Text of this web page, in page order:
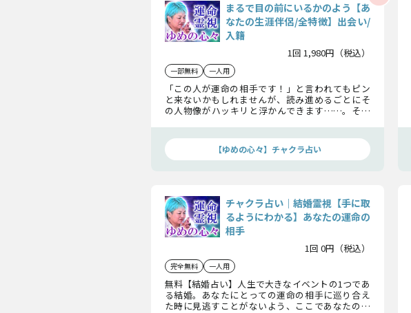
まるで目の前にいるかのよう【あ
なたの生涯伴侶/全特徴】出会い/
入籍
1回 1,980円（税込）
一部無料 一人用
「この人が運命の相手です！」と言われてもピン
と来ないかもしれませんが、読み進めるごとにそ
の人物像がハッキリと浮かんできます……。その
でいられるように、結婚後の2人までをも具体的に
お教えしましょう。【ゆめの心々】チャクラ占い
チャクラ占い｜結婚霊視【手に取
るようにわかる】あなたの運命の
相手
1回 0円（税込）
完全無料 一人用
無料【結婚占い】人生で大きなイベントの1つであ
る結婚。あなたにとっての運命の相手に巡り合え
た時に見逃すことがないよう、ここであなたの結